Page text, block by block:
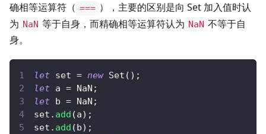
确相等运算符（ === ），主要的区别是向 Set 加入值时认
为 NaN 等于自身，而精确相等运算符认为 NaN 不等于自
身。
let set = new Set ( ) ;
let a = NaN ;
let b = NaN ;
set . add (a) ;
set . add (b) ;